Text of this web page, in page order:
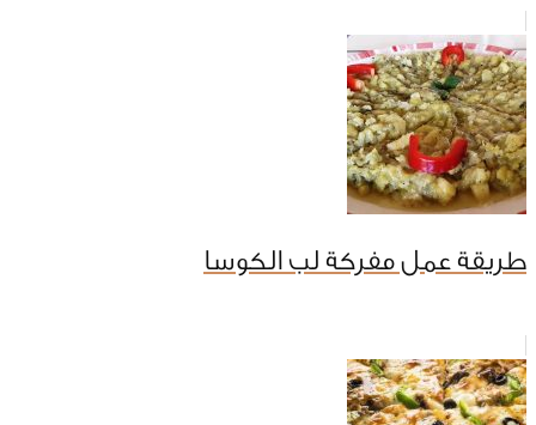
طريقة عمل مفركة لب الكوسا